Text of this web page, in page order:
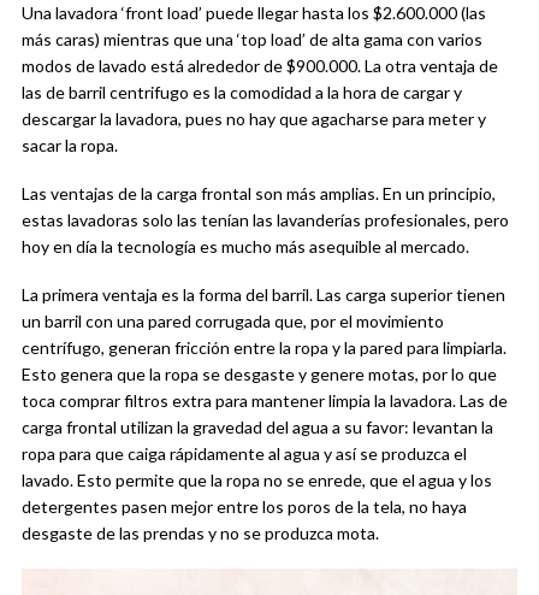
Una lavadora ‘front load’ puede llegar hasta los $2.600.000 (las
más caras) mientras que una ‘top load’ de alta gama con varios
modos de lavado está alrededor de $900.000. La otra ventaja de
las de barril centrifugo es la comodidad a la hora de cargar y
descargar la lavadora, pues no hay que agacharse para meter y
sacar la ropa.
Las ventajas de la carga frontal son más amplias. En un principio,
estas lavadoras solo las tenían las lavanderías profesionales, pero
hoy en día la tecnología es mucho más asequible al mercado.
La primera ventaja es la forma del barril. Las carga superior tienen
un barril con una pared corrugada que, por el movimiento
centrífugo, generan fricción entre la ropa y la pared para limpiarla.
Esto genera que la ropa se desgaste y genere motas, por lo que
toca comprar filtros extra para mantener limpia la lavadora. Las de
carga frontal utilizan la gravedad del agua a su favor: levantan la
ropa para que caiga rápidamente al agua y así se produzca el
lavado. Esto permite que la ropa no se enrede, que el agua y los
detergentes pasen mejor entre los poros de la tela, no haya
desgaste de las prendas y no se produzca mota.